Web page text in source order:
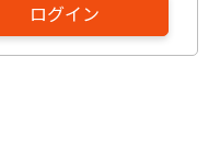
ログイン